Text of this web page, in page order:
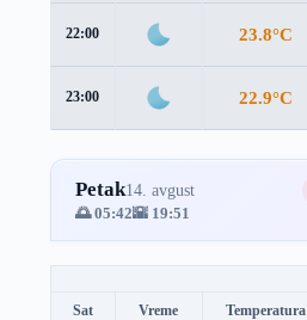
22:00 23.8°C
23:00 22.9°C
Petak14. avgust
🌅 05:42🌇 19:51
Sat Vreme Temperatura